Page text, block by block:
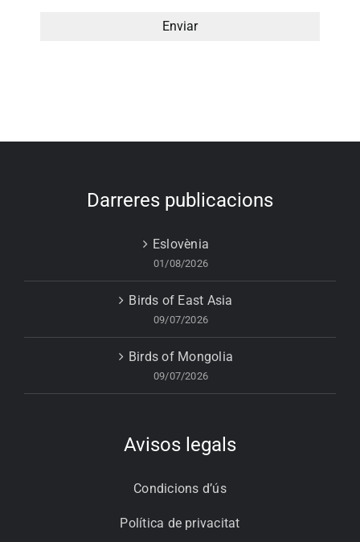
Darreres publicacions
Eslovènia
01/08/2026
Birds of East Asia
09/07/2026
Birds of Mongolia
09/07/2026
Avisos legals
Condicions d’ús
Política de privacitat